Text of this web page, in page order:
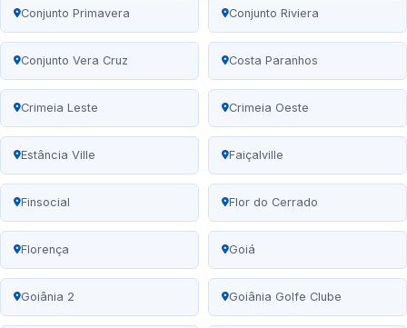
Conjunto Primavera Conjunto Riviera
Conjunto Vera Cruz Costa Paranhos
Crimeia Leste Crimeia Oeste
Estância Ville Faiçalville
Finsocial Flor do Cerrado
Florença Goiá
Goiânia 2 Goiânia Golfe Clube